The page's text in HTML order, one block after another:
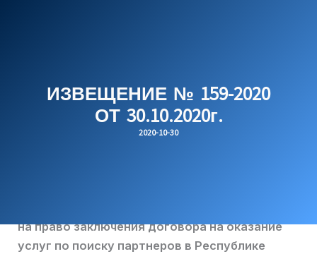
ИЗВЕЩЕНИЕ № 159-2020
ОТ 30.10.2020г.
2020-10-30
на право заключения договора на оказание
услуг по поиску партнеров в Республике